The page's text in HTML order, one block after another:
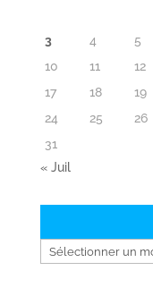
3
4 5
10
11 12
17
18 19
24
25 26
31
« Juil
Archives